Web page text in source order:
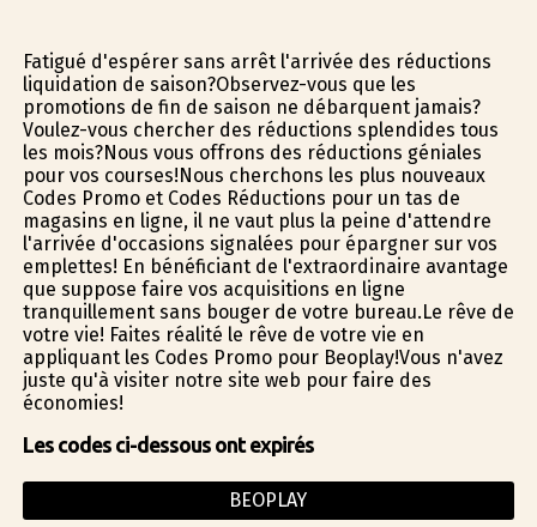
Fatigué d'espérer sans arrêt l'arrivée des réductions
liquidation de saison?Observez-vous que les
promotions de fin de saison ne débarquent jamais?
Voulez-vous chercher des réductions splendides tous
les mois?Nous vous offrons des réductions géniales
pour vos courses!Nous cherchons les plus nouveaux
Codes Promo et Codes Réductions pour un tas de
magasins en ligne, il ne vaut plus la peine d'attendre
l'arrivée d'occasions signalées pour épargner sur vos
emplettes! En bénéficiant de l'extraordinaire avantage
que suppose faire vos acquisitions en ligne
tranquillement sans bouger de votre bureau.Le rêve de
votre vie! Faites réalité le rêve de votre vie en
appliquant les Codes Promo pour Beoplay!Vous n'avez
juste qu'à visiter notre site web pour faire des
économies!
Les codes ci-dessous ont expirés
BEOPLAY